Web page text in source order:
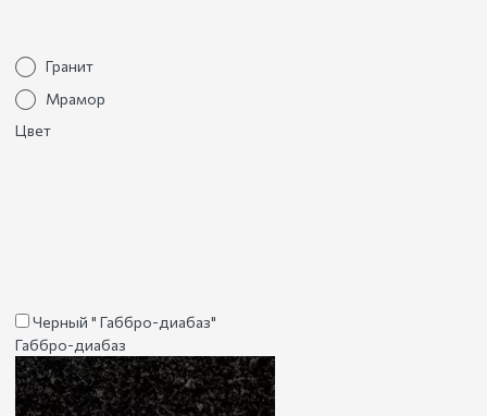
Гранит
Мрамор
Цвет
Черный " Габбро-диабаз"
Габбро-диабаз